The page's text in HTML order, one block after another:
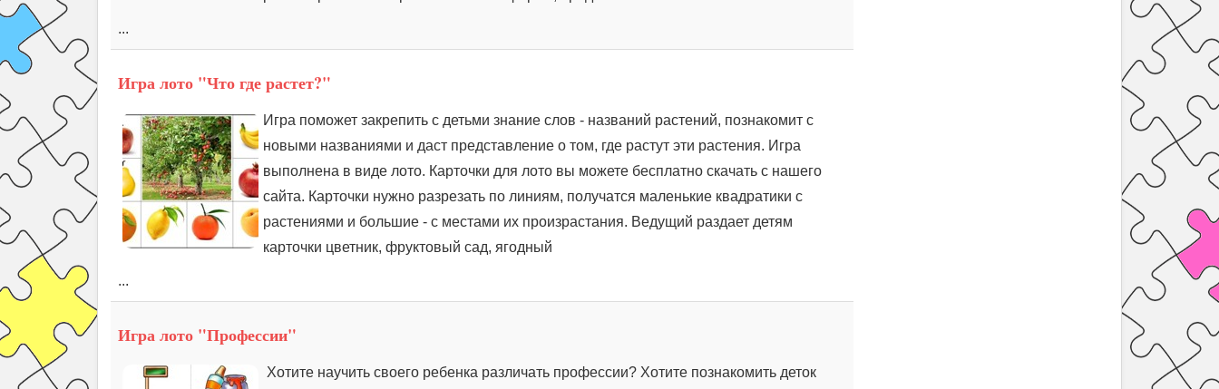
...
Игра лото "Что где растет?"
Игра поможет закрепить с детьми знание слов - названий растений, познакомит с
новыми названиями и даст представление о том, где растут эти растения. Игра
выполнена в виде лото. Карточки для лото вы можете бесплатно скачать с нашего
сайта. Карточки нужно разрезать по линиям, получатся маленькие квадратики с
растениями и большие - с местами их произрастания. Ведущий раздает детям
карточки цветник, фруктовый сад, ягодный
...
Игра лото "Профессии"
Хотите научить своего ребенка различать профессии? Хотите познакомить деток